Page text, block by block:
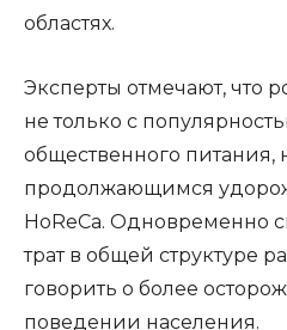
областях.
Эксперты отмечают, что
не только с
общественного питания,
продолжающимся
HoReCa. Одновременно
трат в общей структуре
говорить о более
поведении населения.